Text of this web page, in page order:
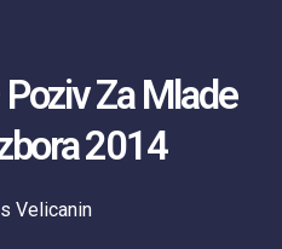
Za Mlade
2014
Velicanin